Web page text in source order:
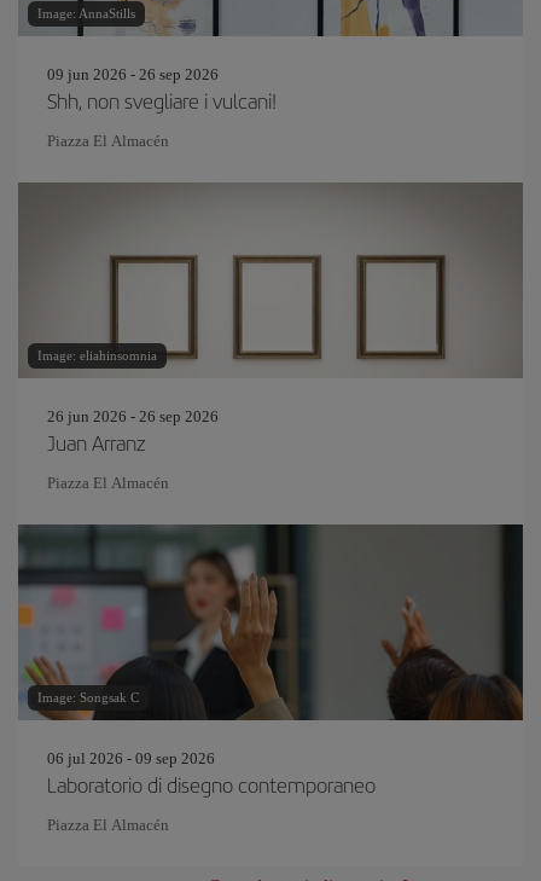
Image: AnnaStills
09 jun 2026 - 26 sep 2026
Shh, non svegliare i vulcani!
Piazza El Almacén
Image: eliahinsomnia
26 jun 2026 - 26 sep 2026
Juan Arranz
Piazza El Almacén
Image: Songsak C
06 jul 2026 - 09 sep 2026
Laboratorio di disegno contemporaneo
Piazza El Almacén